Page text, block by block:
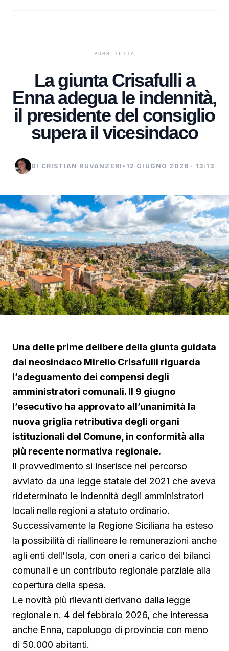
La giunta Crisafulli a
Enna adegua le indennità,
il presidente del consiglio
supera il vicesindaco
DI CRISTIAN RUVANZERI • 12 GIUGNO 2026 · 13:13
Una delle prime delibere della giunta guidata
dal neosindaco Mirello Crisafulli riguarda
l’adeguamento dei compensi degli
amministratori comunali. Il 9 giugno
l’esecutivo ha approvato all’unanimità la
nuova griglia retributiva degli organi
istituzionali del Comune, in conformità alla
più recente normativa regionale.
Il provvedimento si inserisce nel percorso
avviato da una legge statale del 2021 che aveva
rideterminato le indennità degli amministratori
locali nelle regioni a statuto ordinario.
Successivamente la Regione Siciliana ha esteso
la possibilità di riallineare le remunerazioni anche
agli enti dell’Isola, con oneri a carico dei bilanci
comunali e un contributo regionale parziale alla
copertura della spesa.
Le novità più rilevanti derivano dalla legge
regionale n. 4 del febbraio 2026, che interessa
anche Enna, capoluogo di provincia con meno
di 50.000 abitanti.